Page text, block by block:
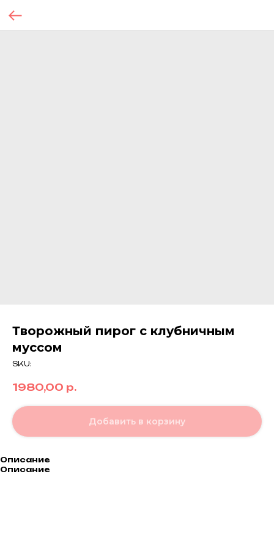
Творожный пирог с клубничным
муссом
SKU:
1980,00 р.
Добавить в корзину
Описание
Описание